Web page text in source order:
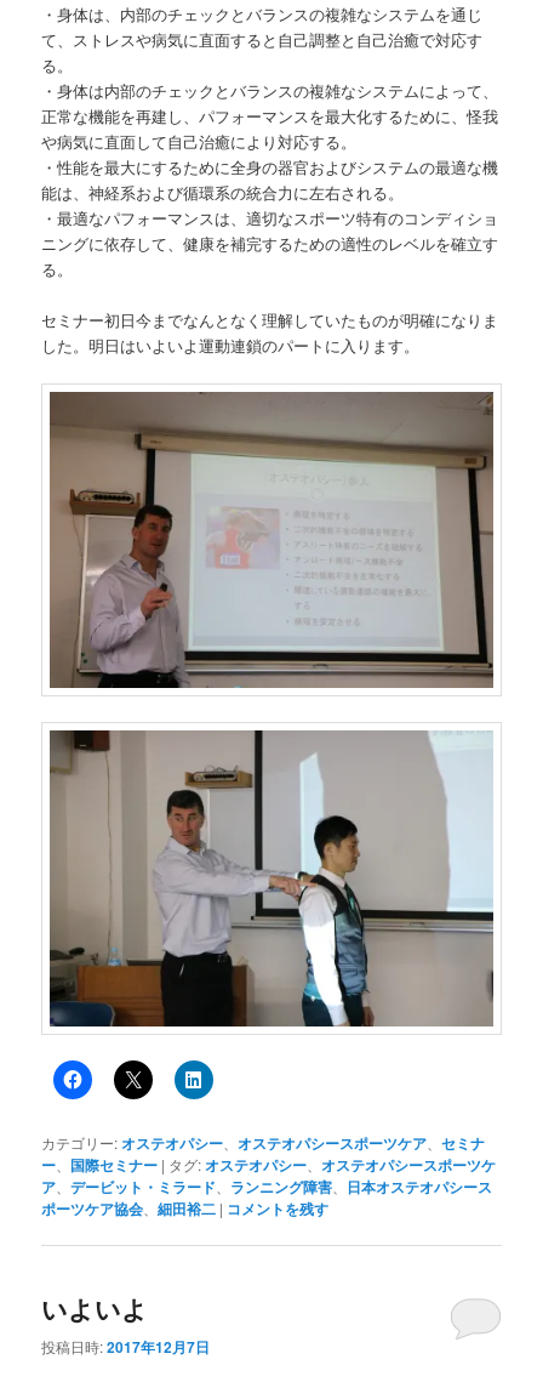
・身体は、内部のチェックとバランスの複雑なシステムを通じ
て、ストレスや病気に直面すると自己調整と自己治癒で対応す
る。
・身体は内部のチェックとバランスの複雑なシステムによって、
正常な機能を再建し、パフォーマンスを最大化するために、怪我
や病気に直面して自己治癒により対応する。
・性能を最大にするために全身の器官およびシステムの最適な機
能は、神経系および循環系の統合力に左右される。
・最適なパフォーマンスは、適切なスポーツ特有のコンディショ
ニングに依存して、健康を補完するための適性のレベルを確立す
る。
セミナー初日今までなんとなく理解していたものが明確になりま
した。明日はいよいよ運動連鎖のパートに入ります。
カテゴリー:オステオパシー 、オステオパシースポーツケア 、セミナ
ー
国際セミナー | タグ:オステオパシー 、オステオパシースポーツケ
ア 、デービット・ミラード ランニング障害
日本オステオパシース
ポーツケア協会 、細田裕二 | コメントを残す
いよいよ
投稿日時:2017年12月7日